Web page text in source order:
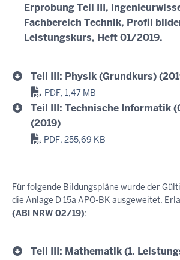
Erprobung Teil III,
Fachbereich Technik, Profil
Leistungskurs, Heft 01/2019.
Teil III: Physik (Grundkurs)
PDF, 1,47 MB
Teil III: Technische Informatik
(2019)
PDF, 255,69 KB
Für folgende Bildungspläne wurde der
die Anlage D 15a APO-BK ausgeweitet.
(ABl NRW 02/19):
Teil III: Mathematik (1.